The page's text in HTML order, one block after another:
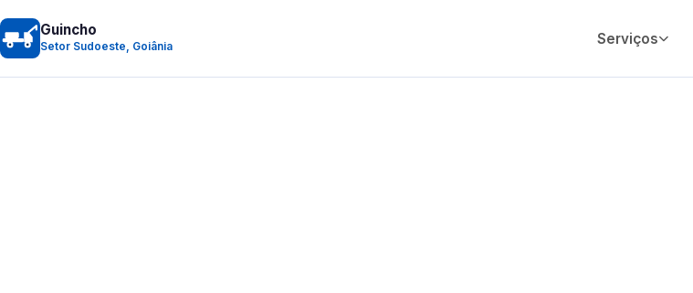
Guincho
Setor Sudoeste, Goiânia Serviços